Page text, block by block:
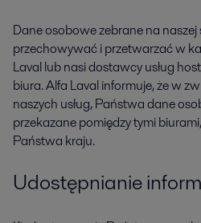
Dane osobowe zebrane na
przechowywać i przetwarzać w
Laval lub nasi dostawcy usług
biura. Alfa Laval informuje, że w
naszych usług, Państwa dane
przekazane pomiędzy tymi
Państwa kraju.
Udostępnianie